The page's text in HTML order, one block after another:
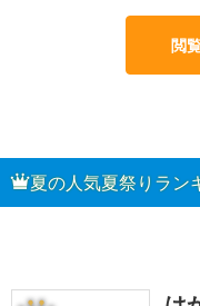
閲
夏の人気夏祭りラン